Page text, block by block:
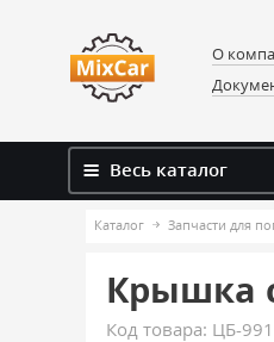
О
Весь каталог
Каталог Запчасти для
Крышка
Код товара: ЦБ-